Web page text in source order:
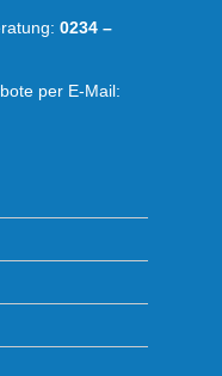
0234 –
per E-Mail: